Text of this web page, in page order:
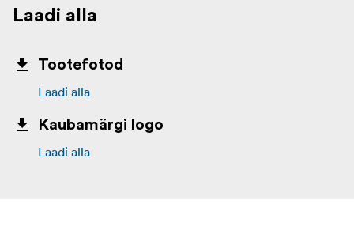
Laadi alla
Tootefotod
Laadi alla
Kaubamärgi logo
Laadi alla